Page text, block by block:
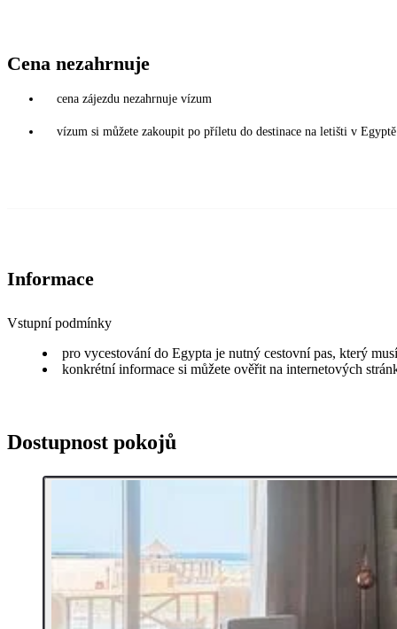
Cena nezahrnuje
cena zájezdu nezahrnuje vízum
vízum si můžete zakoupit po příletu do destinace na letišti v
Informace
Vstupní podmínky
pro vycestování do Egypta je nutný cestovní pas, který
konkrétní informace si můžete ověřit na internetových
Dostupnost pokojů